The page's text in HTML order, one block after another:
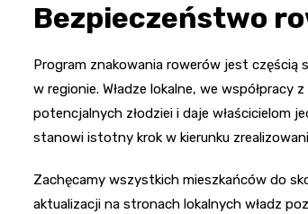
Bezpieczeństwo
Program znakowania rowerów jest
w regionie. Władze lokalne, we
potencjalnych złodziei i daje właścicielom
stanowi istotny krok w kierunku
Zachęcamy wszystkich mieszkańców do
aktualizacji na stronach lokalnych władz